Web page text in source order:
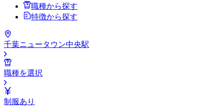
職種から探す
特徴から探す
千葉ニュータウン中央駅
職種を選択
制服あり